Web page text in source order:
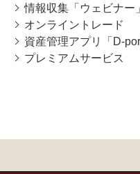
情報収集「ウェビナー」
オンライントレード
資産管理アプリ「D-
プレミアムサービス